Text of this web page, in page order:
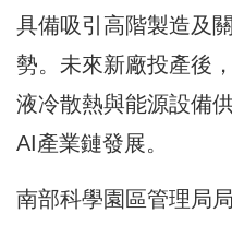
具備吸引高階製造及
勢。未來新廠投產後
液冷散熱與能源設備
AI產業鏈發展。
南部科學園區管理局